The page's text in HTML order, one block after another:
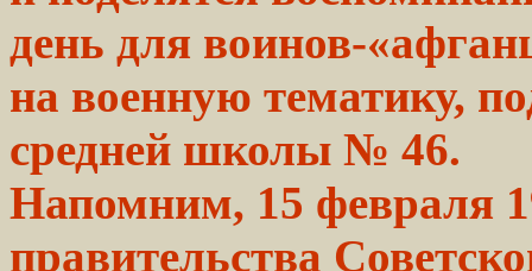
день для воинов-
на военную тематику,
средней школы № 46.
Напомним, 15 февраля
правительства